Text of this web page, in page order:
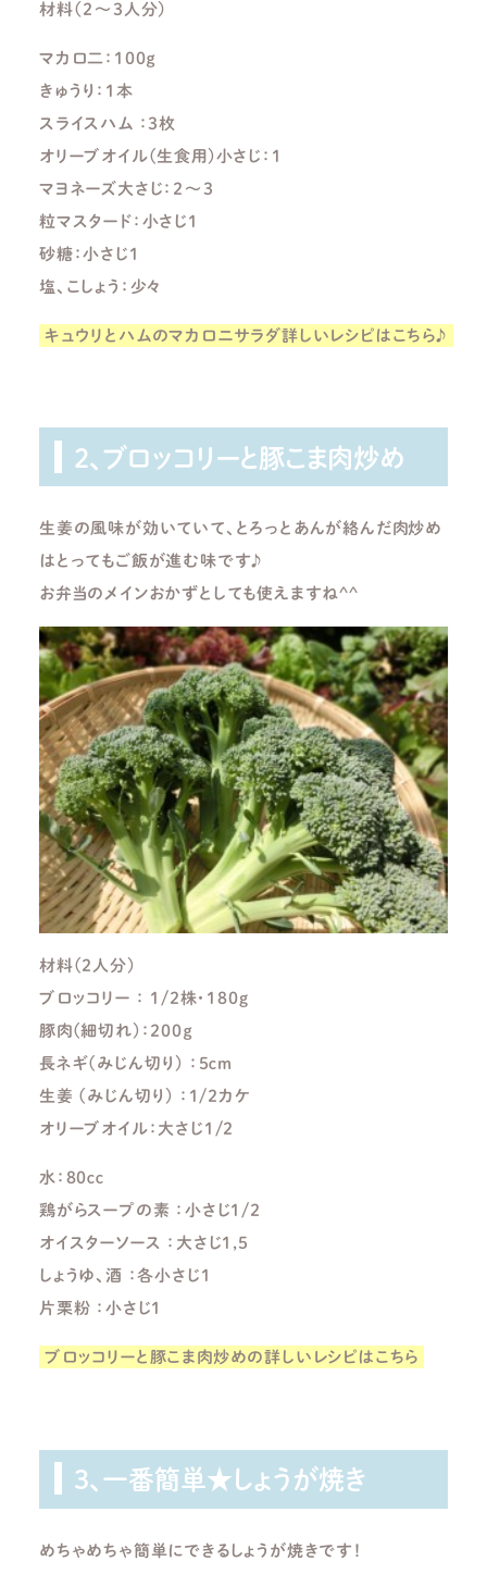
材料（２～３人分）
マカロ二：１００ｇ
きゅうり：１本
スライスハム ：３枚
オリーブオイル(生食用)小さじ：１
マヨネーズ大さじ：２～３
粒マスタード：小さじ１
砂糖：小さじ１
塩、こしょう：少々
キュウリとハムのマカロニサラダ詳しいレシピはこちら♪
2、ブロッコリーと豚こま肉炒め
生姜の風味が効いていて、とろっとあんが絡んだ肉炒め
はとってもご飯が進む味です♪
お弁当のメインおかずとしても使えますね^^
材料(２人分)
ブロッコリー ： １/２株・１８０g
豚肉(細切れ)：２００ｇ
長ネギ(みじん切り) ：５ｃｍ
生姜 (みじん切り) ：１/２カケ
オリーブオイル：大さじ１/２
水：８０ｃｃ
鶏がらスープの素 ：小さじ１/２
オイスターソース ：大さじ１,５
しょうゆ、酒 ：各小さじ１
片栗粉 ：小さじ1
ブロッコリーと豚こま肉炒めの詳しいレシピはこちら
3、一番簡単★しょうが焼き
めちゃめちゃ簡単にできるしょうが焼きです！